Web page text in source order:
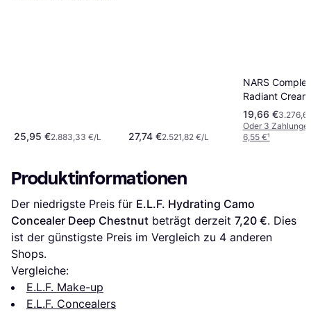
25,95 €2.883,33 €/L 27,74 €2.521,82 €/L
NARS
Radiant
Concealer
Beige
19,66 €
Oder 3
6,55 €¹
Produktinformationen
Der niedrigste Preis für E.L.F. Hydrating Camo
Concealer Deep Chestnut beträgt derzeit 7,20 €. Dies
ist der günstigste Preis im Vergleich zu 4 anderen
Shops.
Vergleiche:
E.L.F. Make-up
E.L.F. Concealers